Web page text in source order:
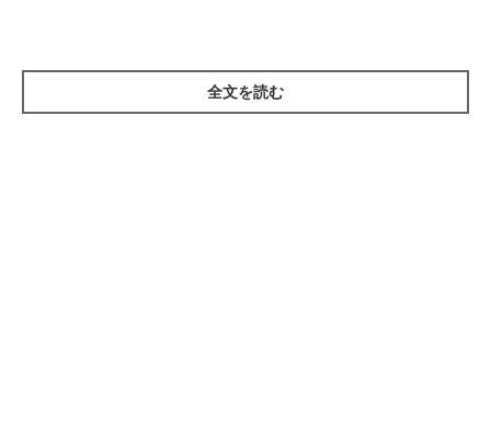
ってから発症するものもあります。
全文を読む